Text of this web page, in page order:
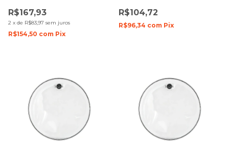
R$167,93
2 x de R$83,97 sem juros
R$154,50 com Pix
R$104,72
R$96,34 com Pix